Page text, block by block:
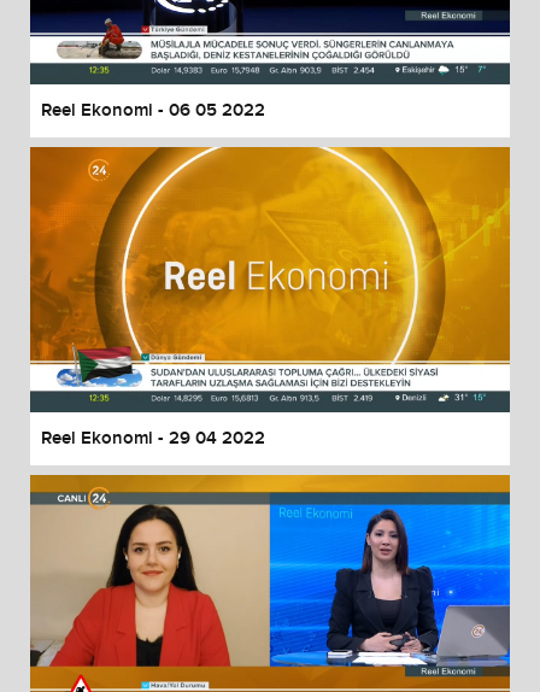
Reel Ekonomi - 06 05 2022
Reel Ekonomi - 29 04 2022